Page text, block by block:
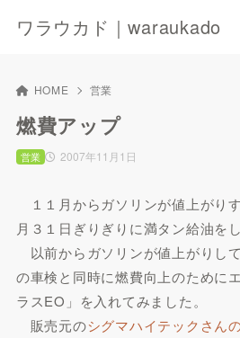
ワラウカド｜waraukado
HOME 営業
燃費アップ
2007年11月1日
営業
１１月からガソリンが値上がり
月３１日ぎりぎりに満タン給油を
以前からガソリンが値上がりし
の車検と同時に燃費向上のために
ラスEO」を入れてみました。
販売元のシグマハイテックさん